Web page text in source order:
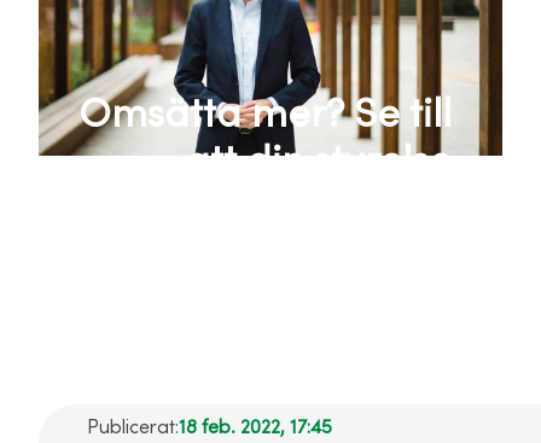
Omsätta mer? Se till
att din styrelse
Publicerat:18 feb. 2022, 17:45